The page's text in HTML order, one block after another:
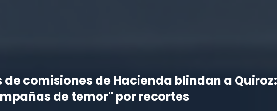
de comisiones de Hacienda blindan a Quiroz:
de temor" por recortes